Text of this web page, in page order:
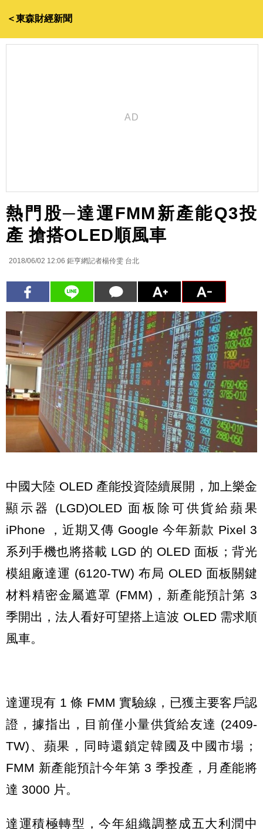
＜東森財經新聞
熱門股─達運FMM新產能Q3投
產 搶搭OLED順風車
2018/06/02 12:06 鉅亨網記者楊伶雯 台北
中國大陸 OLED 產能投資陸續展開，加上樂金
顯示器 (LGD)OLED 面板除可供貨給蘋果
iPhone ，近期又傳 Google 今年新款 Pixel 3
系列手機也將搭載 LGD 的 OLED 面板；背光
模組廠達運 (6120-TW) 布局 OLED 面板關鍵
材料精密金屬遮罩 (FMM)，新產能預計第 3
季開出，法人看好可望搭上這波 OLED 需求順
風車。
達運現有 1 條 FMM 實驗線，已獲主要客戶認
證，據指出，目前僅小量供貨給友達 (2409-
TW)、蘋果，同時還鎖定韓國及中國市場；
FMM 新產能預計今年第 3 季投產，月產能將
達 3000 片。
達運積極轉型，今年組織調整成五大利潤中